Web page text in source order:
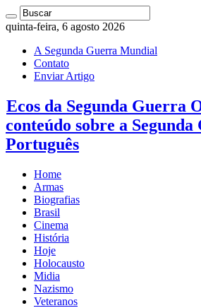
quinta-feira, 6 agosto 2026
A Segunda Guerra Mundial
Contato
Enviar Artigo
Ecos da Segunda Guerra
conteúdo sobre a
Português
Home
Armas
Biografias
Brasil
Cinema
História
Hoje
Holocausto
Midia
Nazismo
Veteranos